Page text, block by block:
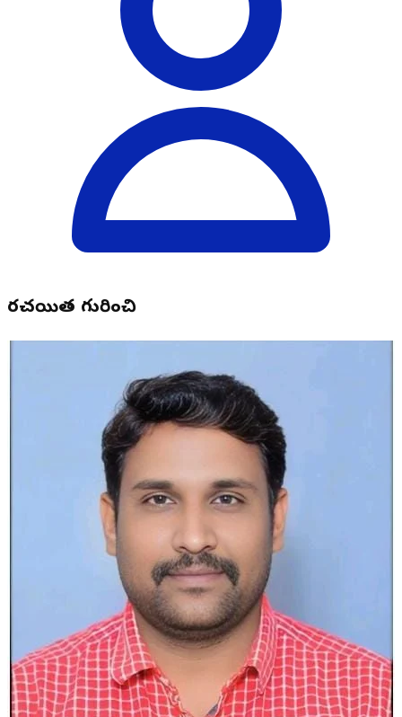
రచయిత గురించి